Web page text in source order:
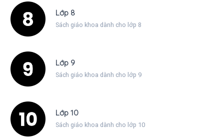
Lớp 8
Sách giáo khoa dành cho lớp 8
Lớp 9
Sách giáo khoa dành cho lớp 9
Lớp 10
Sách giáo khoa dành cho lớp 10